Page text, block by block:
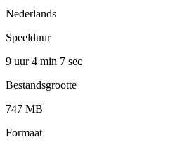
Nederlands
Speelduur
9 uur 4 min 7 sec
Bestandsgrootte
747 MB
Formaat